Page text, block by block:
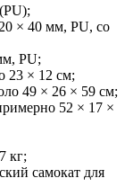
× 40 мм, PU, со
PU;
23 × 12 см;
49 × 26 × 59 см;
52 × 17 ×
кг;
самокат для